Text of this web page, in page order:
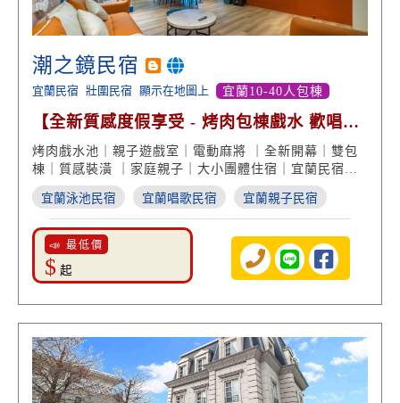
潮之鏡民宿
宜蘭民宿 壯圍民宿 顯示在地圖上 宜蘭10-40人包棟
【全新質感度假享受 - 烤肉包棟戲水 歡唱娛
樂 設備俱全】
烤肉戲水池｜親子遊戲室｜電動麻將 ｜全新開幕｜雙包
棟｜質感裝潢 ｜家庭親子｜大小團體住宿｜宜蘭民宿推
薦
宜蘭泳池民宿 宜蘭唱歌民宿 宜蘭親子民宿
📣 最低價
$ 起